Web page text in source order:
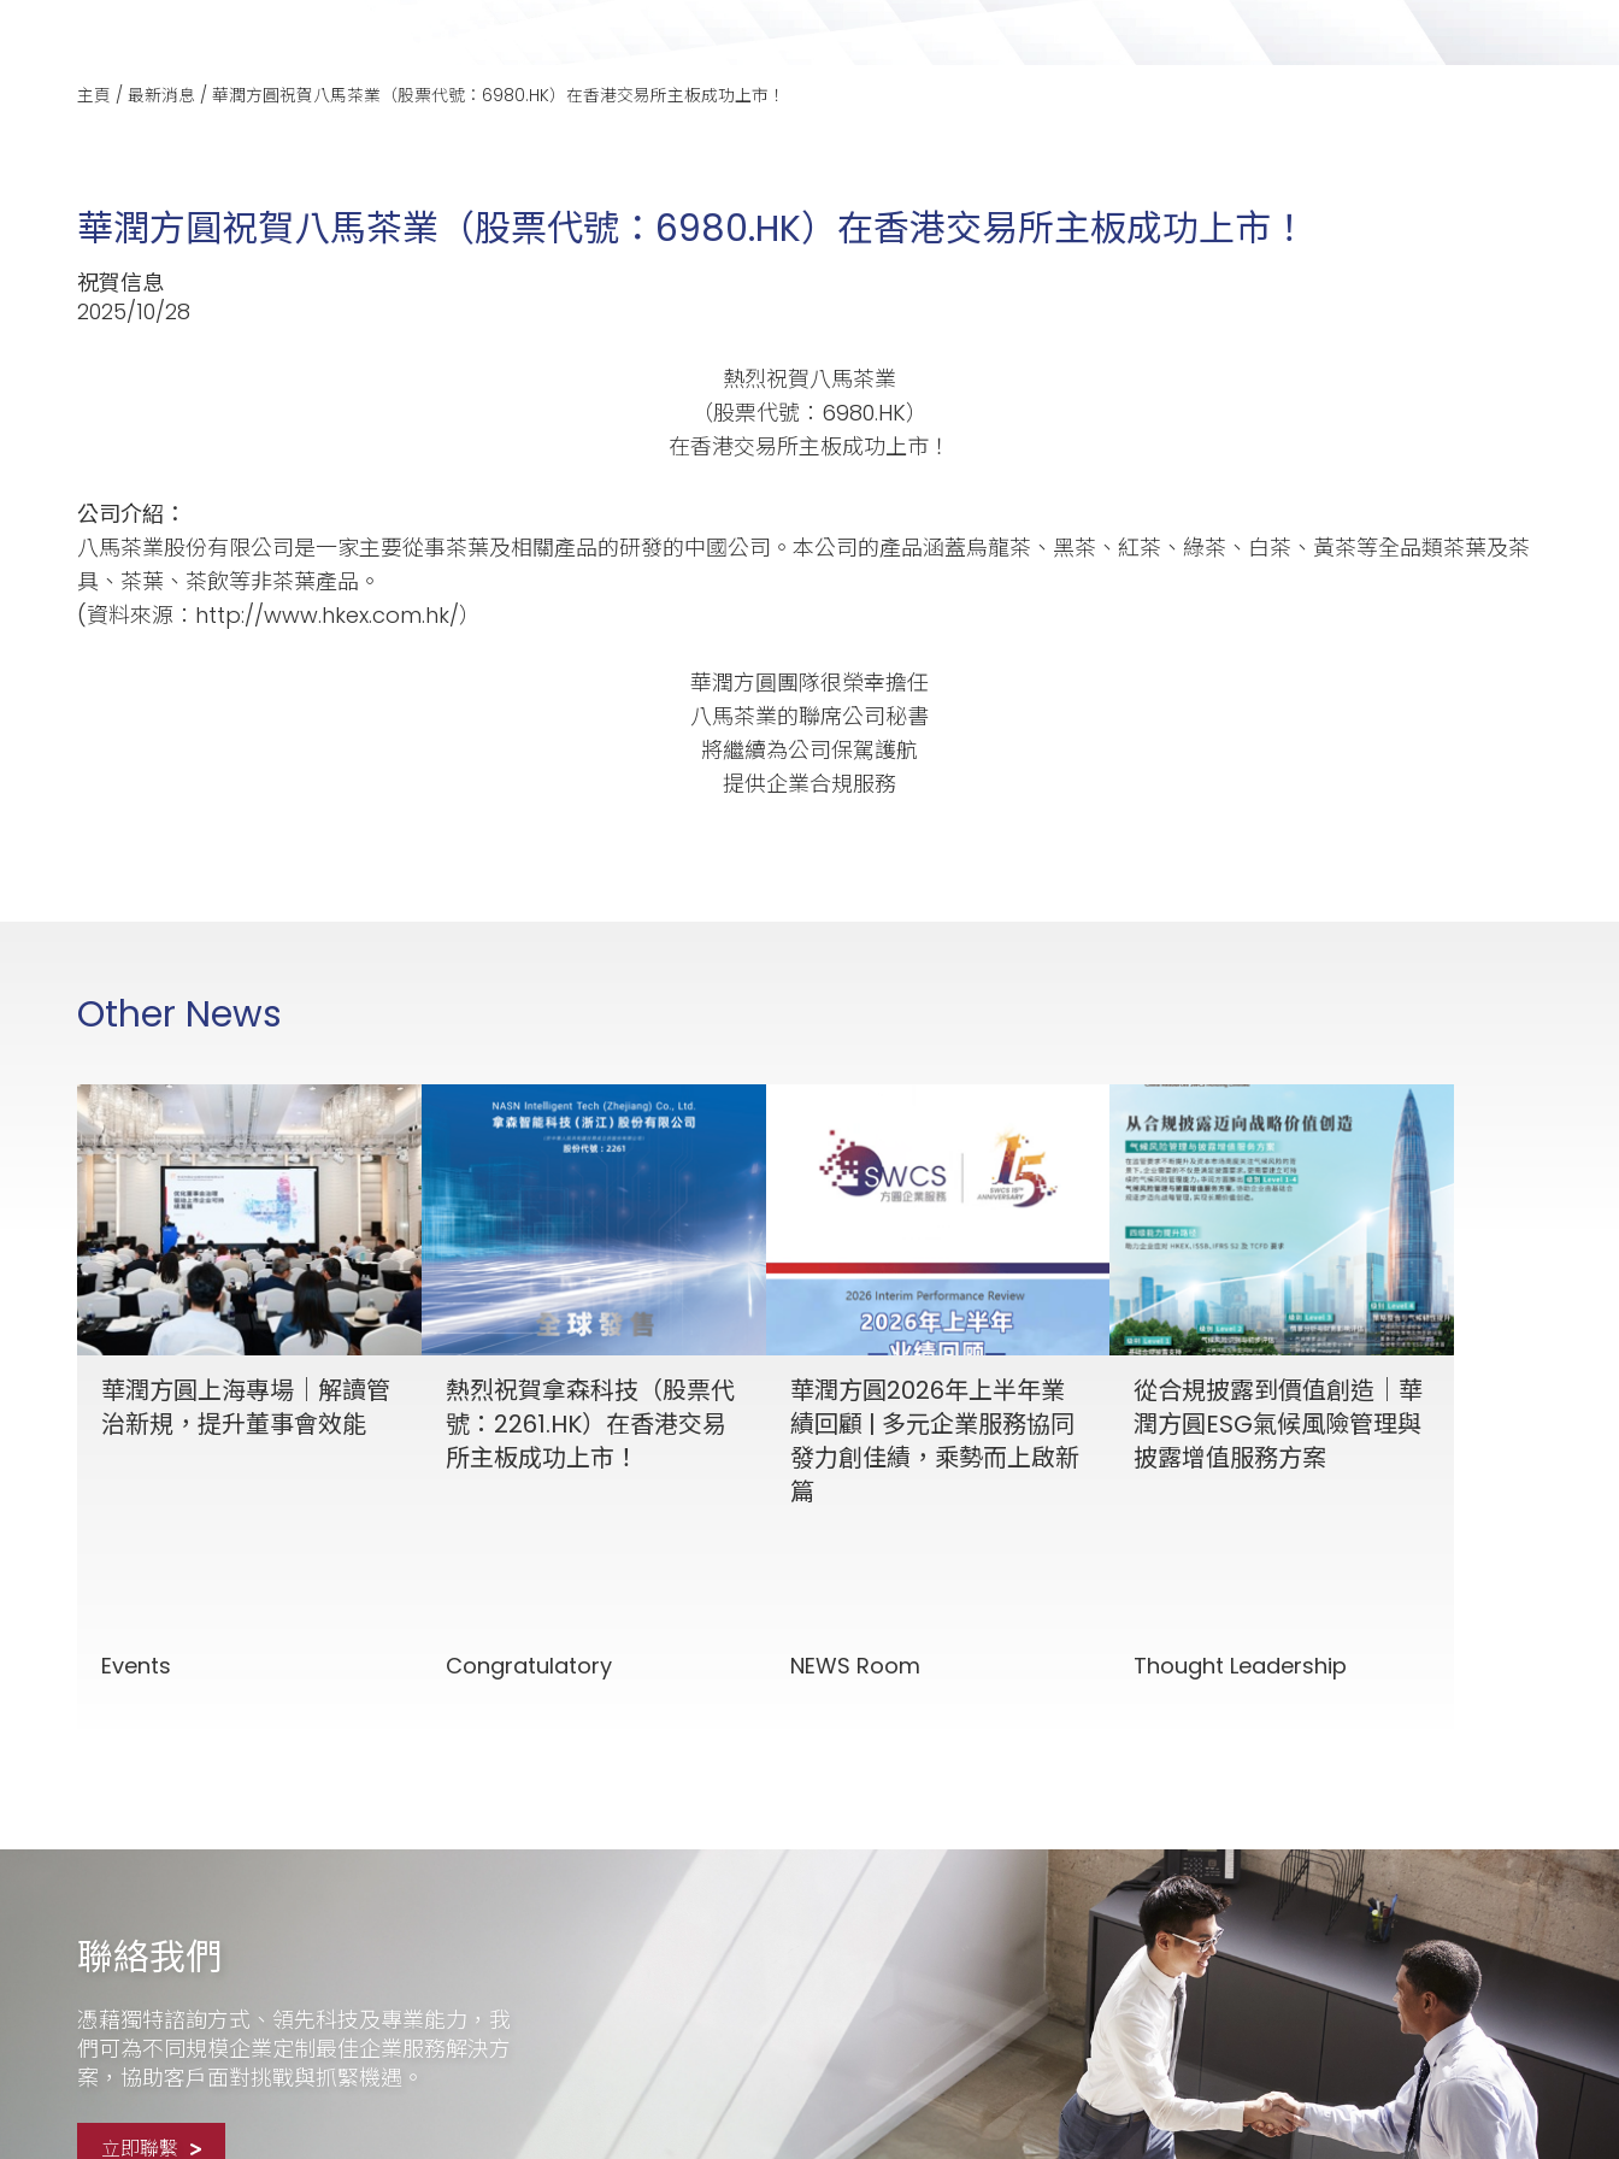
主頁 / 最新消息 / 華潤方圓祝賀八馬茶業（股票代號：6980.HK）在香港交易所主板成功上市！
華潤方圓祝賀八馬茶業（股票代號：6980.HK）在香港交易所主板成功上市！
祝賀信息
2025/10/28
熱烈祝賀八馬茶業
（股票代號：6980.HK）
在香港交易所主板成功上市！
公司介紹：
八馬茶業股份有限公司是一家主要從事茶葉及相關產品的研發的中國公司。 本公司的產品涵蓋烏龍茶、黑茶、紅茶、綠茶、白茶、黃茶等全品類茶葉及茶
具、茶葉、茶飲等非茶葉產品。
(資料來源：http://www.hkex.com.hk/）
華潤方圓團隊很榮幸擔任
八馬茶業的聯席公司秘書
將繼續為公司保駕護航
提供企業合規服務
Other News
華潤方圓上海專場｜解讀管
治新規，提升董事會效能
Events
熱烈祝賀拿森科技（股票代
號：2261.HK）在香港交易
所主板成功上市！
Congratulatory
華潤方圓2026年上半年業
績回顧 | 多元企業服務協同
發力創佳績，乘勢而上啟新
篇
NEWS Room
從合規披露到價值創造｜華
潤方圓ESG氣候風險管理與
披露增值服務方案
Thought Leadership
聯絡我們
憑藉獨特諮詢方式、領先科技及專業能力，我
們可為不同規模企業定制最佳企業服務解決方
案，協助客戶面對挑戰與抓緊機遇。
立即聯繫